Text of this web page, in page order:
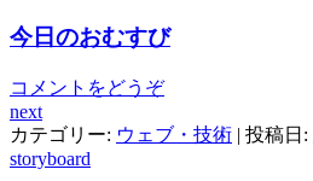
今日のおむすび
コメントをどうぞ
next
カテゴリー: ウェブ・技術 | 投稿日:
storyboard